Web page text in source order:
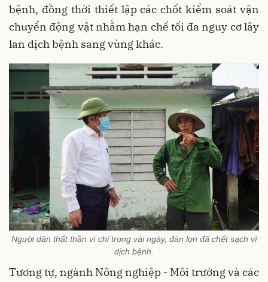
bệnh, đồng thời thiết lập các chốt kiểm soát vận
chuyển động vật nhằm hạn chế tối đa nguy cơ lây
lan dịch bệnh sang vùng khác.
Người dân thất thần vì chỉ trong vài ngày, đàn lợn đã chết sạch vì
dịch bệnh.
Tương tự, ngành Nông nghiệp - Môi trường và các